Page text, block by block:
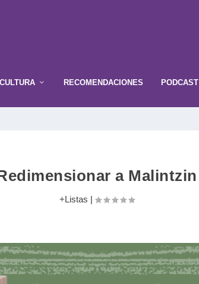
CULTURA RECOMENDACIONES PODCAST
a Malintzin
+Listas |